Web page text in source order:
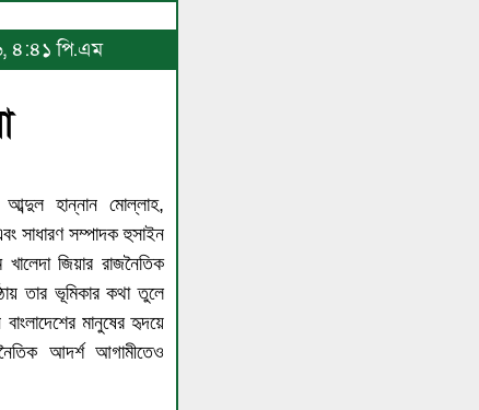
৪:৪১ পি.এম
হান্নান মোল্লাহ,
সাধারণ সম্পাদক হুসাইন
জিয়ার রাজনৈতিক
তার ভূমিকার কথা তুলে
মানুষের হৃদয়ে
আদর্শ আগামীতেও